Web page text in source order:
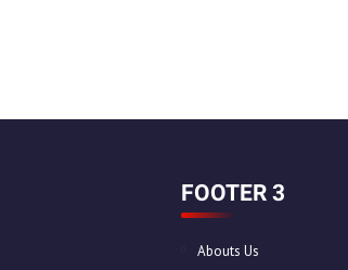
FOOTER 3
Abouts Us